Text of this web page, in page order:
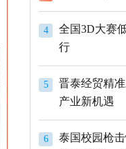
4
全国3D大赛
行
5
晋泰经贸精
产业新机遇
6
泰国校园枪